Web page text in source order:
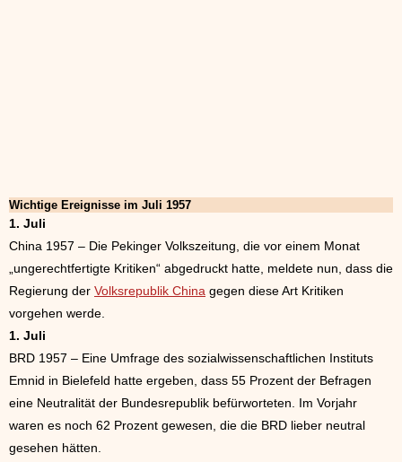
Wichtige Ereignisse im Juli 1957
1. Juli
China 1957 – Die Pekinger Volkszeitung, die vor einem Monat
„ungerechtfertigte Kritiken“ abgedruckt hatte, meldete nun, dass die
Regierung der Volksrepublik China gegen diese Art Kritiken
vorgehen werde.
1. Juli
BRD 1957 – Eine Umfrage des sozialwissenschaftlichen Instituts
Emnid in Bielefeld hatte ergeben, dass 55 Prozent der Befragen
eine Neutralität der Bundesrepublik befürworteten. Im Vorjahr
waren es noch 62 Prozent gewesen, die die BRD lieber neutral
gesehen hätten.